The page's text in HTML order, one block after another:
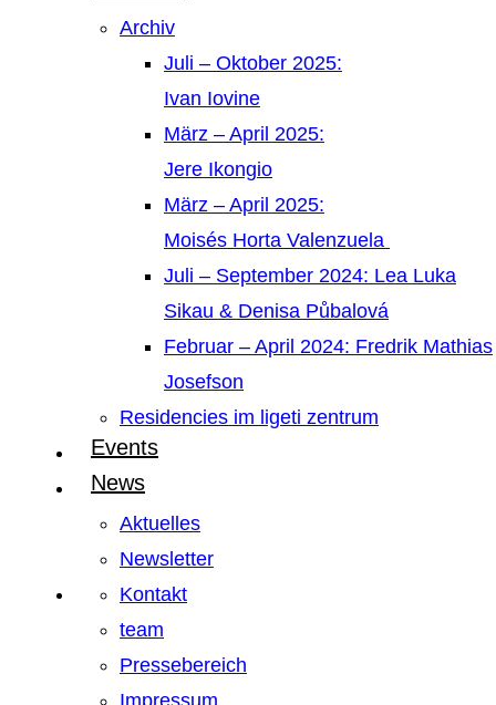
Archiv
Juli – Oktober 2025:
Ivan Iovine
März – April 2025:
Jere Ikongio
März – April 2025:
Moisés Horta Valenzuela
Juli – September 2024: Lea Luka
Sikau & Denisa Půbalová
Februar – April 2024: Fredrik Mathias
Josefson
Residencies im ligeti zentrum
Events
News
Aktuelles
Newsletter
Kontakt
team
Pressebereich
Impressum